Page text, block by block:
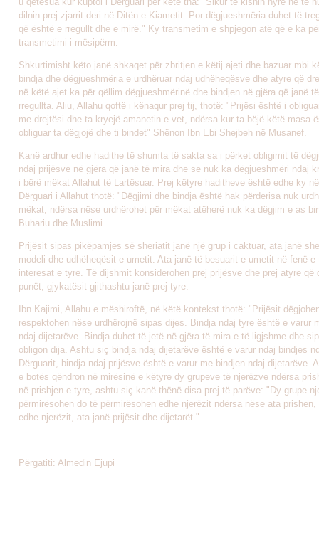
dilnin prej zjarrit deri në Ditën e Kiametit. Por dëgjueshmëria duhet të
që është e rregullt dhe e mirë." Ky transmetim e shpjegon atë që e ka
transmetimi i mësipërm.
Shkurtimisht këto janë shkaqet për zbritjen e këtij ajeti dhe bazuar mbi
bindja dhe dëgjueshmëria e urdhëruar ndaj udhëheqësve dhe atyre që
në këtë ajet ka për qëllim dëgjueshmërinë dhe bindjen në gjëra që janë
rregullta. Aliu, Allahu qoftë i kënaqur prej tij, thotë: "Prijësi është i
me drejtësi dhe ta kryejë amanetin e vet, ndërsa kur ta bëjë këtë masa
obliguar ta dëgjojë dhe ti bindet" Shënon Ibn Ebi Shejbeh në Musanef.
Kanë ardhur edhe hadithe të shumta të sakta sa i përket obligimit të
ndaj prijësve në gjëra që janë të mira dhe se nuk ka dëgjueshmëri ndaj
i bërë mëkat Allahut të Lartësuar. Prej këtyre haditheve është edhe ky
Dërguari i Allahut thotë: "Dëgjimi dhe bindja është hak përderisa nuk
mëkat, ndërsa nëse urdhërohet për mëkat atëherë nuk ka dëgjim e as
Buhariu dhe Muslimi.
Prijësit sipas pikëpamjes së sheriatit janë një grup i caktuar, ata janë
modeli dhe udhëheqësit e umetit. Ata janë të besuarit e umetit në fenë e
interesat e tyre. Të dijshmit konsiderohen prej prijësve dhe prej atyre që
punët, gjykatësit gjithashtu janë prej tyre.
Ibn Kajimi, Allahu e mëshiroftë, në këtë kontekst thotë: "Prijësit
respektohen nëse urdhërojnë sipas dijes. Bindja ndaj tyre është e varur
ndaj dijetarëve. Bindja duhet të jetë në gjëra të mira e të ligjshme dhe
obligon dija. Ashtu siç bindja ndaj dijetarëve është e varur ndaj bindjes
Dërguarit, bindja ndaj prijësve është e varur me bindjen ndaj dijetarëve.
e botës qëndron në mirësinë e këtyre dy grupeve të njerëzve ndërsa
në prishjen e tyre, ashtu siç kanë thënë disa prej të parëve: "Dy grupe
përmirësohen do të përmirësohen edhe njerëzit ndërsa nëse ata prishen,
edhe njerëzit, ata janë prijësit dhe dijetarët."
Përgatiti: Almedin Ejupi